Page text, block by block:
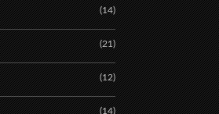
(14)
(21)
(12)
(14)